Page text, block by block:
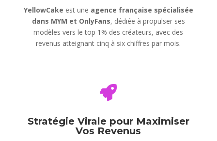
YellowCake est une agence française spécialisée
dans MYM et OnlyFans, dédiée à propulser ses
modèles vers le top 1% des créateurs, avec des
revenus atteignant cinq à six chiffres par mois.

Stratégie Virale pour Maximiser
Vos Revenus